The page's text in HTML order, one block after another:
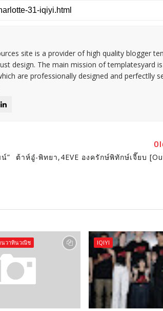
site is a provider of high quality blogger
design. The main mission of templatesyard
are professionally designed and perfectlly
”
ต้าห์อู๋-พิทยา,4EVE องครักษ์พิทักษ์เจี๊ยบ
นวาทินวณิช IQIYI